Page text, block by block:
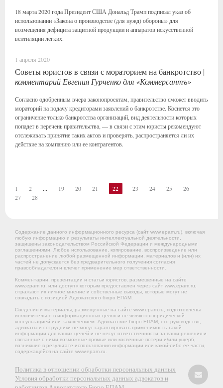
18 марта 2020 года Президент США Дональд Трамп подписал указ об
использовании «Закона о производстве (для нужд) обороны» для
возмещения дефицита защитной продукции и аппаратов искусственной
вентиляции легких.
1 апреля 2020
Советы юристов в связи с мораторием на банкротство |
комментарий Евгения Гурченко для «Коммерсантъ»
Согласно одобренным вчера законопроектам, правительство сможет вводить
мораторий на подачу кредиторами заявлений о банкротстве. Коснется это
ограничение только банкротства организаций, вид деятельности которых
попадет в перечень правительства, — в связи с этим юристы рекомендуют
отслеживать принятие таких актов и проверять, распространяется ли их
действие на компанию или ее контрагентов.
1 2 ... 19 20 21 22 23 24 25
26
27
28
Содержание данного информационного ресурса (сайт www.epam.ru), включая
любую информацию и результаты интеллектуальной деятельности,
защищены законодательством Российской Федерации и международными
соглашениями. Любое использование, копирование, воспроизведение или
распространение любой размещенной информации, материалов и (или) их
частей не допускается без предварительного получения согласия
правообладателя и влечет применение мер ответственности.
Комментарии, презентации и статьи юристов, размещенные на сайте
www.epam.ru, или доступ к которым предоставлен через сайт www.epam.ru,
отражают их личное мнение и собственные выводы, которые могут не
совпадать с позицией Адвокатского бюро ЕПАМ.
Сведения и материалы, размещенные на сайте www.epam.ru, подготовлены
исключительно в информационных целях и не являются юридической
консультацией или заключением. Адвокатское бюро ЕПАМ, его руководство,
адвокаты и сотрудники не могут гарантировать применимость такой
информации для ваших целей и не несут ответственности за ваши решения и
связанные с ними возможные прямые или косвенные потери и/или ущерб,
возникшие в результате использования информации или какой-либо ее части,
содержащейся на сайте www.epam.ru.
Политика в отношении обработки персональных данных
Условия обработки персональных данных адвокатов и